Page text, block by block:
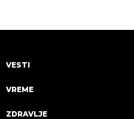
VESTI
VREME
ZDRAVLJE